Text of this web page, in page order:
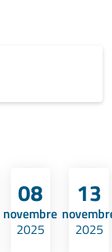
08
novembre
2025
13
2025